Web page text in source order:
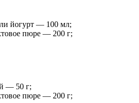
йогурт — 100 мл;
пюре — 200 г;
— 50 г;
пюре — 200 г;